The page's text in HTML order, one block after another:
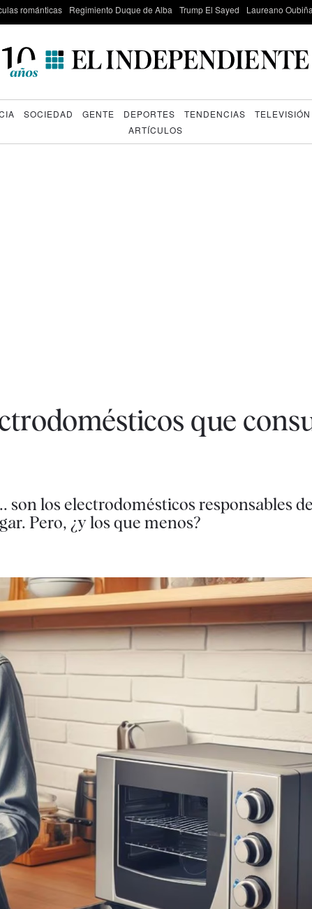
románticas Regimiento Duque de Alba Trump El Sayed Laureano
SOCIEDAD GENTE DEPORTES TENDENCIAS TELEVISIÓN
ARTÍCULOS
que
son los electrodomésticos responsables
Pero, ¿y los que menos?